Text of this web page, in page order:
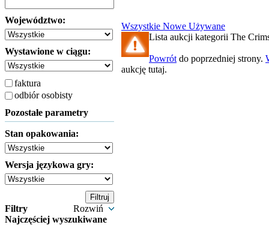
Województwo:
Wystawione w ciągu:
faktura
odbiór osobisty
Pozostałe parametry
Stan opakowania:
Wersja językowa gry:
Filtry
Rozwiń
Najczęściej wyszukiwane
Wszystkie Nowe Używane
Lista aukcji kategorii The
Powrót do poprzedniej strony.
aukcję tutaj.